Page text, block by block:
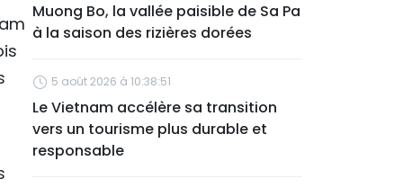
Muong Bo, la vallée paisible de Sa Pa
à la saison des rizières dorées
5 août 2026 à 10:38:51
Le Vietnam accélère sa transition
vers un tourisme plus durable et
responsable